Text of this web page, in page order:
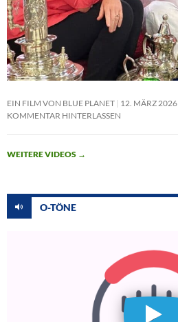
EIN FILM VON BLUE PLANET 12. MÄRZ 2026
KOMMENTAR HINTERLASSEN
WEITERE VIDEOS →
O-TÖNE